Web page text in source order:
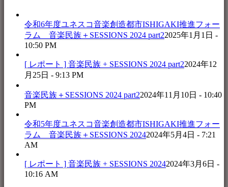
令和6年度ユネスコ音楽創造都市ISHIGAKI推進フォー
ラム 音楽民族＋SESSIONS 2024 part22025年1月1日 -
10:50 PM
[ レポート ] 音楽民族 + SESSIONS 2024 part22024年12
月25日 - 9:13 PM
音楽民族＋SESSIONS 2024 part22024年11月10日 - 10:40
PM
令和5年度ユネスコ音楽創造都市ISHIGAKI推進フォー
ラム 音楽民族＋SESSIONS 20242024年5月4日 - 7:21
AM
[ レポート ] 音楽民族 + SESSIONS 20242024年3月6日 -
10:16 AM